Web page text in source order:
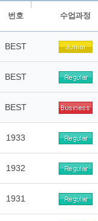
번호 수업과정
BEST
BEST
BEST
1933
1932
1931